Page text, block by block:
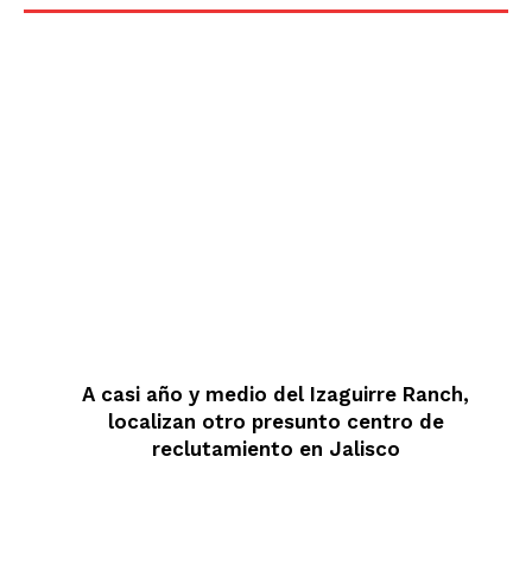
A casi año y medio del Izaguirre Ranch,
localizan otro presunto centro de
reclutamiento en Jalisco